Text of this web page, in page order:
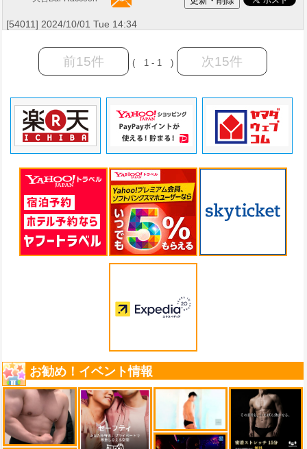
[54011] 2024/10/01 Tue 14:34
前15件 ( 1 - 1 ) 次15件
お勧め！イベント情報